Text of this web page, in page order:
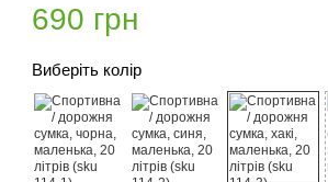
690 грн
Виберіть колір